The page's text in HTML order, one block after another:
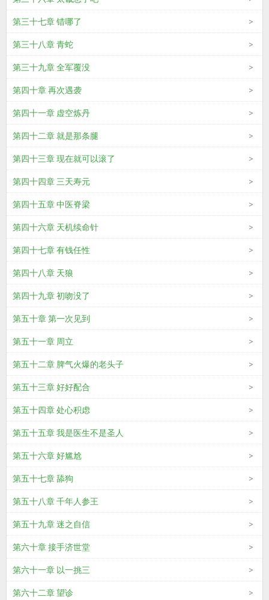
第三十七章 错哪了
第三十八章 青蛇
第三十九章 全军覆没
第四十章 再次遇袭
第四十一章 虚空炼丹
第四十二章 就是那条腿
第四十三章 现在就可以滚了
第四十四章 三天寿元
第四十五章 中医脊梁
第四十六章 天机续命针
第四十七章 有钱任性
第四十八章 天狼
第四十九章 初吻没了
第五十章 第一次见到
第五十一章 周立
第五十二章 脾气火爆的老头子
第五十三章 好好配合
第五十四章 处心积虑
第五十五章 我是医生不是圣人
第五十六章 好尴尬
第五十七章 舔狗
第五十八章 千年人参王
第五十九章 迷之自信
第六十章 接手济世堂
第六十一章 以一挑三
第六十二章 望诊